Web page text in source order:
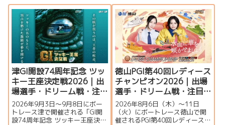
津GI開設74周年記念 ツッ
キー王座決定戦2026｜出
場選手・ドリーム戦・注
目モーター・イベント情
報まとめ
2026年9月3日〜9月8日にボー
トレース津で開催される「GI開
設74周年記念 ツッキー王座決定
徳山PGI第40回レディース
チャンピオン2026｜出場
選手・ドリーム戦・注目
モーター・イベント情報
まとめ
2026年8月6日（木）～11日
（火）にボートレース徳山で開
催されるPGI第40回レディースチ